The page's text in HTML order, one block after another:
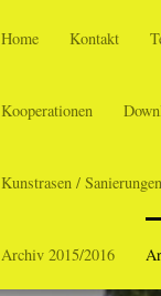
Home Kontakt
Kooperationen
Kunstrasen / Sanierungen
Archiv 2015/2016